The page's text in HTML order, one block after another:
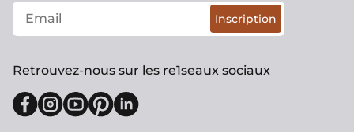
Inscription
Retrouvez-nous sur les re1seaux sociaux